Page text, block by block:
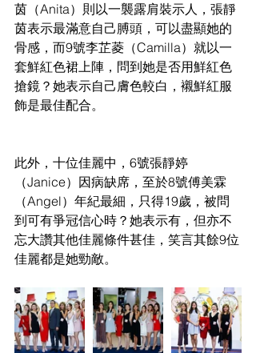
茵（Anita）則以一襲露肩裝示人，張靜
茵表示最滿意自己膊頭，可以盡顯她的
骨感，而9號李芷菱（Camilla）就以一
套鮮紅色裙上陣，問到她是否用鮮紅色
搶鏡？她表示自己膚色較白，襯鮮紅服
飾是最佳配合。
此外，十位佳麗中，6號張靜婷
（Janice）因病缺席，至於8號傅美霖
（Angel）年紀最細，只得19歲，被問
到可有爭冠信心時？她表示有，但亦不
忘大讚其他佳麗條件甚佳，笑言其餘9位
佳麗都是她勁敵。